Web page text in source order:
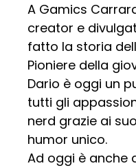
A Gamics
creator e
fatto la storia
Pioniere della
Dario è oggi un
tutti gli
nerd grazie ai
humor unico.
Ad oggi è anche